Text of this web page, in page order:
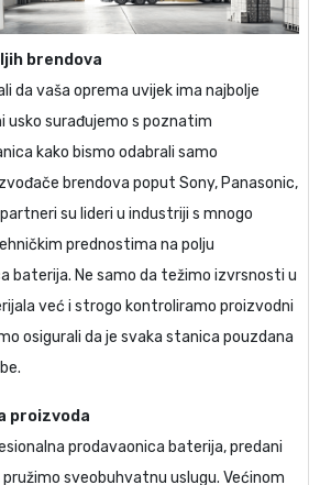
brendova
da vaša oprema uvijek ima najbolje
usko surađujemo s poznatim
kako bismo odabrali samo
brendova poput Sony, Panasonic,
su lideri u industriji s mnogo
prednostima na polju
baterija. Ne samo da težimo izvrsnosti u
već i strogo kontroliramo proizvodni
osigurali da je svaka stanica pouzdana
proizvoda
prodavaonica baterija, predani
sveobuhvatnu uslugu. Većinom